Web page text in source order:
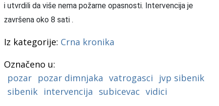
i utvrdili da više nema požarne opasnosti. Intervencija je
završena oko 8 sati .
Iz kategorije: Crna kronika
Označeno u:
pozar pozar dimnjaka vatrogasci
jvp sibenik
sibenik intervencija subicevac vidici